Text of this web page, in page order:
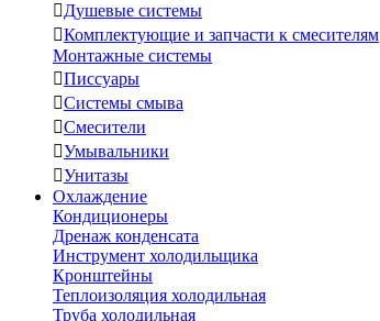
Душевые системы
Комплектующие и запчасти к смесителям
Монтажные системы
Писсуары
Системы смыва
Смесители
Умывальники
Унитазы
Охлаждение
Кондиционеры
Дренаж конденсата
Инструмент холодильщика
Кронштейны
Теплоизоляция холодильная
Труба холодильная